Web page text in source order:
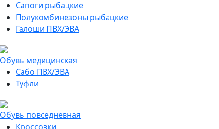
Сапоги рыбацкие
Полукомбинезоны рыбацкие
Галоши ПВХ/ЭВА
Обувь медицинская
Сабо ПВХ/ЭВА
Туфли
Обувь повседневная
Кроссовки